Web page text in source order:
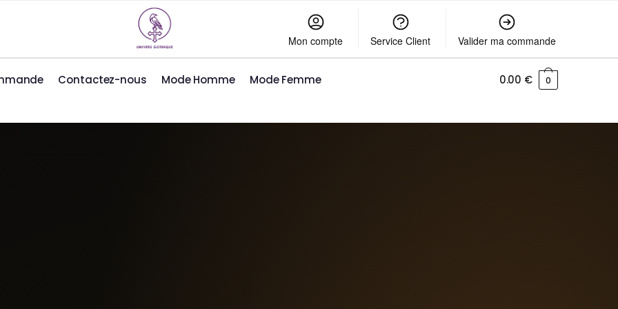
Mon compte Service Client Valider ma commande
Contactez-nous Mode Homme Mode Femme 0.00 € 0